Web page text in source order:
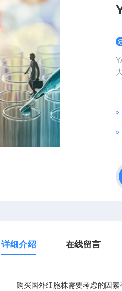
详细介绍 在线留言
购买国外细胞株需要考虑的因素有